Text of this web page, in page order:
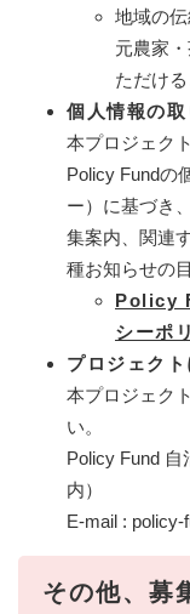
地域の
元農家
ただける
個人情報の取
本プロジェク
Policy Fundの
ー）に基づき
集案内、関連
種お知らせの
Policy
シーポ
プロジェク
本プロジェク
い。
Policy Fund
内）
E-mail : policy-
その他、募